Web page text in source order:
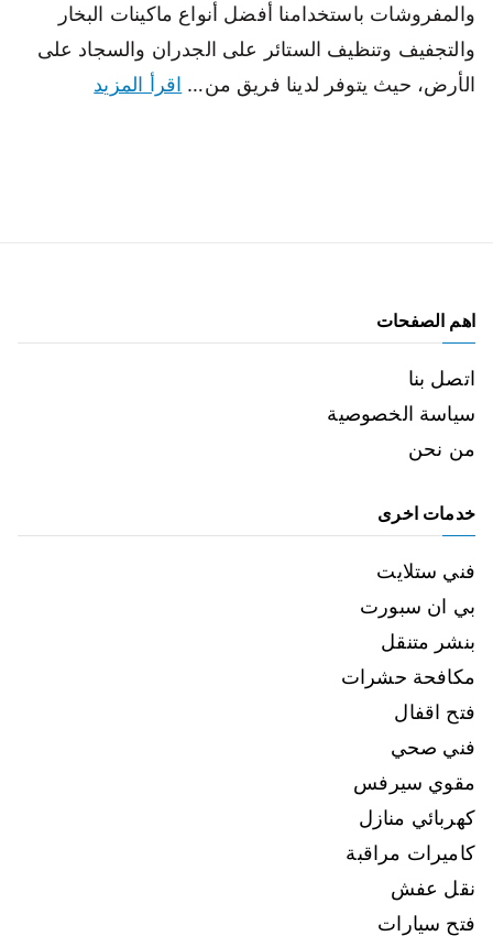
والمفروشات باستخدامنا أفضل أنواع ماكينات البخار
والتجفيف وتنظيف الستائر على الجدران والسجاد على
الأرض، حيث يتوفر لدينا فريق من… اقرأ المزيد
اهم الصفحات
اتصل بنا
سياسة الخصوصية
من نحن
خدمات اخرى
فني ستلايت
بي ان سبورت
بنشر متنقل
مكافحة حشرات
فتح اقفال
فني صحي
مقوي سيرفس
كهربائي منازل
كاميرات مراقبة
نقل عفش
فتح سيارات